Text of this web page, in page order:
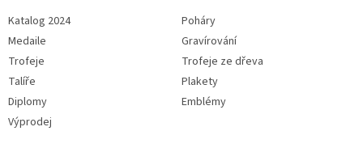
Katalog 2024
Poháry
Medaile
Gravírování
Trofeje
Trofeje ze dřeva
Talíře
Plakety
Diplomy
Emblémy
Výprodej